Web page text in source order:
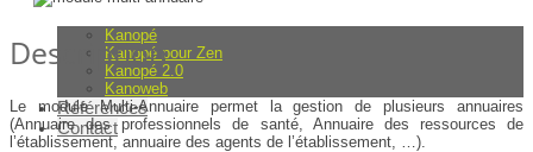
Kanopé
Kanopé pour Zen
Kanopé 2.0
Kanoweb
Références
Contact
Description
Le module Multi-Annuaire permet la gestion de plusieurs annuaires
(Annuaire des professionnels de santé, Annuaire des ressources de
l’établissement, annuaire des agents de l’établissement, …).